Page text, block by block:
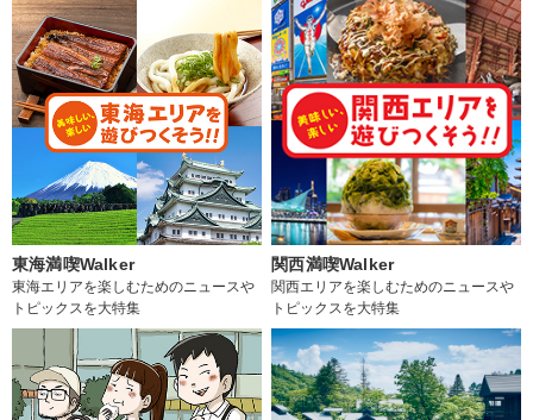
東海満喫Walker
東海エリアを楽しむためのニュースや
トピックスを大特集
関西満喫Walker
関西エリアを楽しむためのニュースや
トピックスを大特集